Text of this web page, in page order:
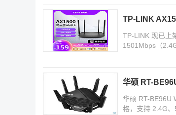
TP-LINK
TP-LINK 现已上
1501Mbps（
华硕 RT-
华硕 RT-BE96U
格，支持 2.4G